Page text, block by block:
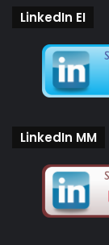
LinkedIn EI
LinkedIn MM